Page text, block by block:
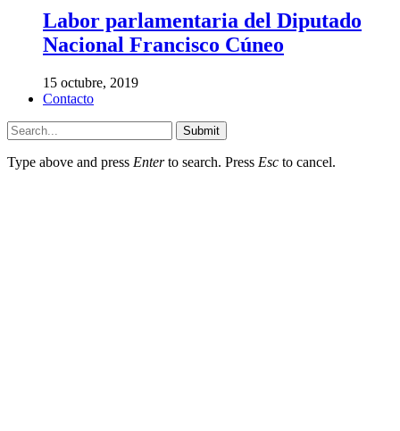
Labor parlamentaria del Diputado
Nacional Francisco Cúneo
15 octubre, 2019
Contacto
Submit
Type above and press Enterto search. Press Esc to cancel.